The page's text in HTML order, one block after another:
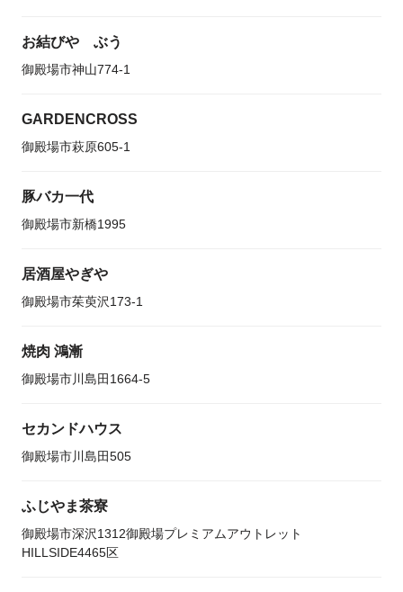
お結びや ぶう
御殿場市神山774-1
GARDENCROSS
御殿場市萩原605-1
豚バカ一代
御殿場市新橋1995
居酒屋やぎや
御殿場市茱萸沢173-1
焼肉 鴻漸
御殿場市川島田1664-5
セカンドハウス
御殿場市川島田505
ふじやま茶寮
御殿場市深沢1312御殿場プレミアムアウトレット
HILLSIDE4465区